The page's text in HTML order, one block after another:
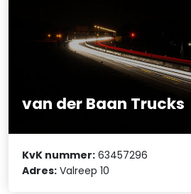
van der Baan Trucks
KvK nummer: 63457296
Adres: Valreep 10